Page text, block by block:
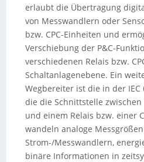
erlaubt die Übertragung
von Messwandlern oder
bzw. CPC-Einheiten und
Verschiebung der P&C-
verschiedenen Relais bzw.
Schaltanlagenebene. Ein
Wegbereiter ist die in der
die die Schnittstelle
und einem Relais bzw. einer
wandeln analoge
Strom-/Messwandlern,
binäre Informationen in